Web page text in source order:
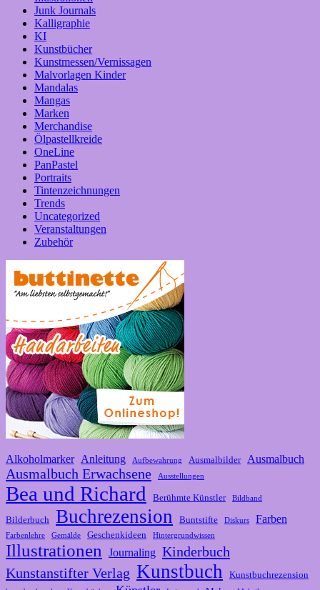
Junk Journals
Kalligraphie
KI
Kunstbücher
Kunstmessen/Vernissagen
Malvorlagen Kinder
Mandalas
Mangas
Marken
Merchandise
Ölpastellkreide
OneLine
PanPastel
Portraits
Tintenzeichnungen
Trends
Uncategorized
Veranstaltungen
Zubehör
Alkoholmarker Anleitung Aufbewahrung Ausmalbilder Ausmalbuch
Ausmalbuch Erwachsene Ausstellungen
Bea und Richard Berühmte Künstler Bildband
Bilderbuch Buchrezension Buntstifte Diskurs Farben
Farbenlehre Gemälde Geschenkideen Hintergrundwissen
Illustrationen Journaling Kinderbuch
Kunstanstifter Verlag Kunstbuch Kunstbuchrezension